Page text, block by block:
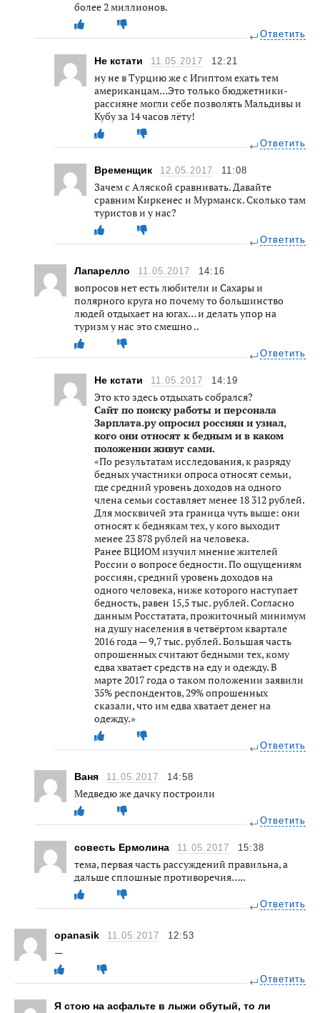
более 2 миллионов.
Ответить
Не кстати 11.05.2017 12:21
ну не в Турцию же с Игиптом ехать тем
американцам…Это только бюджетники-
рассияне могли себе позволять Мальдивы и
Кубу за 14 часов лёту!
Ответить
Временщик 12.05.2017 11:08
Зачем с Аляской сравнивать. Давайте
сравним Киркенес и Мурманск. Сколько там
туристов и у нас?
Ответить
Лапарелло 11.05.2017 14:16
вопросов нет есть любители и Сахары и
полярного круга но почему то большинство
людей отдыхает на югах… и делать упор на
туризм у нас это смешно ..
Ответить
Не кстати 11.05.2017 14:19
Это кто здесь отдыхать собрался?
Сайт по поиску работы и персонала
Зарплата.ру опросил россиян и узнал,
кого они относят к бедным и в каком
положении живут сами.
«По результатам исследования, к разряду
бедных участники опроса относят семьи,
где средний уровень доходов на одного
члена семьи составляет менее 18 312 рублей.
Для москвичей эта граница чуть выше: они
относят к беднякам тех, у кого выходит
менее 23 878 рублей на человека.
Ранее ВЦИОМ изучил мнение жителей
России о вопросе бедности. По ощущениям
россиян, средний уровень доходов на
одного человека, ниже которого наступает
бедность, равен 15,5 тыс. рублей. Согласно
данным Росстатата, прожиточный минимум
на душу населения в четвёртом квартале
2016 года — 9,7 тыс. рублей. Большая часть
опрошенных считают бедными тех, кому
едва хватает средств на еду и одежду. В
марте 2017 года о таком положении заявили
35% респондентов, 29% опрошенных
сказали, что им едва хватает денег на
одежду.»
Ответить
Ваня 11.05.2017 14:58
Медведю же дачку построили
Ответить
совесть Ермолина 11.05.2017 15:38
тема, первая часть рассуждений правильна, а
дальше сплошные противоречия…..
Ответить
opanasik 11.05.2017 12:53
—
Ответить
Я стою на асфальте в лыжи обутый, то ли